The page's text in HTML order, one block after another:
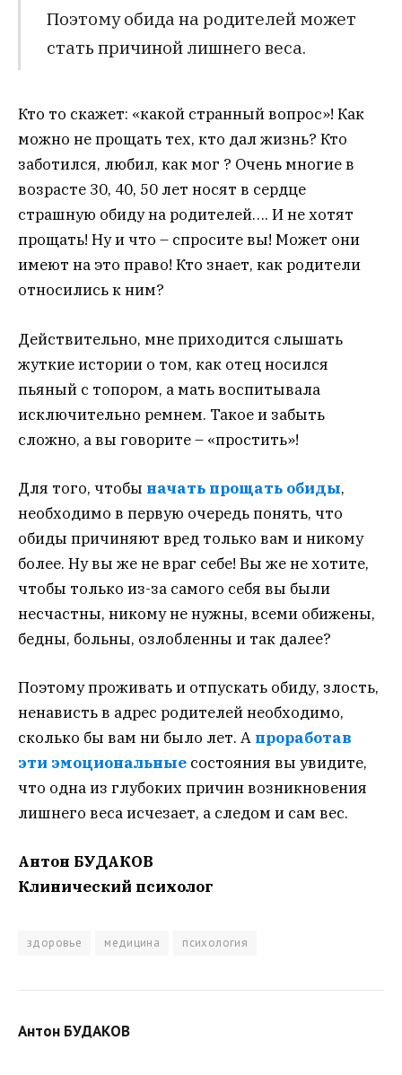
Поэтому обида на родителей может
стать причиной лишнего веса.
Кто то скажет: «какой странный вопрос»! Как
можно не прощать тех, кто дал жизнь? Кто
заботился, любил, как мог ? Очень многие в
возрасте 30, 40, 50 лет носят в сердце
страшную обиду на родителей…. И не хотят
прощать! Ну и что – спросите вы! Может они
имеют на это право! Кто знает, как родители
относились к ним?
Действительно, мне приходится слышать
жуткие истории о том, как отец носился
пьяный с топором, а мать воспитывала
исключительно ремнем. Такое и забыть
сложно, а вы говорите – «простить»!
Для того, чтобы начать прощать обиды,
необходимо в первую очередь понять, что
обиды причиняют вред только вам и никому
более. Ну вы же не враг себе! Вы же не хотите,
чтобы только из-за самого себя вы были
несчастны, никому не нужны, всеми обижены,
бедны, больны, озлобленны и так далее?
Поэтому проживать и отпускать обиду, злость,
ненависть в адрес родителей необходимо,
сколько бы вам ни было лет. А проработав
эти эмоциональные состояния вы увидите,
что одна из глубоких причин возникновения
лишнего веса исчезает, а следом и сам вес.
Антон БУДАКОВ
Клинический психолог
здоровье медицина психология
Антон БУДАКОВ